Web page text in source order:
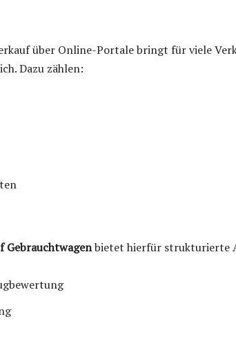
über Online-Portale bringt für viele
Dazu zählen:
Gebrauchtwagenbietet hierfür strukturierte